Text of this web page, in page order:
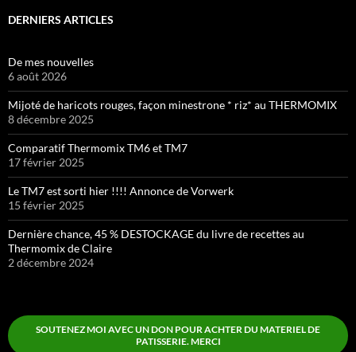
DERNIERS ARTICLES
De mes nouvelles
6 août 2026
Mijoté de haricots rouges, façon minestrone * riz* au THERMOMIX
8 décembre 2025
Comparatif Thermomix TM6 et TM7
17 février 2025
Le TM7 est sorti hier !!!! Annonce de Vorwerk
15 février 2025
Dernière chance, 45 % DESTOCKAGE du livre de recettes au
Thermomix de Claire
2 décembre 2024
SOUTENEZ MOI AVEC UN DON POUR ACHTER DU MATERIEL DE
PATISSERIE. MERCI